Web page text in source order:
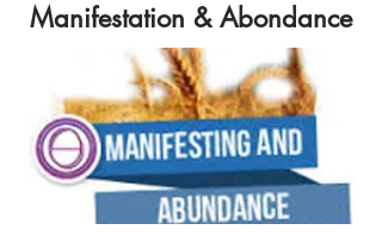
Manifestation & Abondance